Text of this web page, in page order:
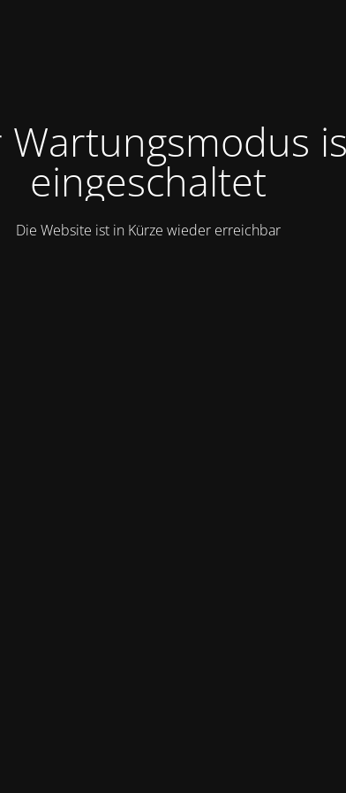
Wartungsmodus
eingeschaltet
Die Website ist in Kürze wieder erreichbar